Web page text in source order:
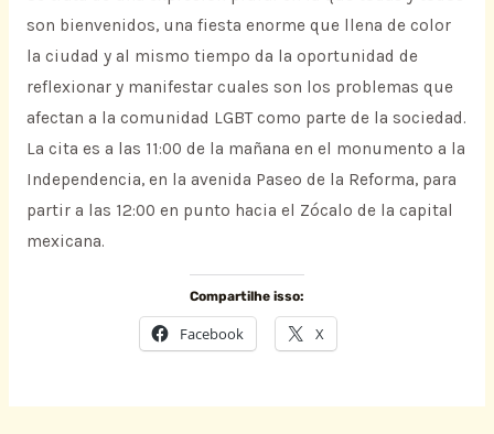
son bienvenidos, una fiesta enorme que llena de color
la ciudad y al mismo tiempo da la oportunidad de
reflexionar y manifestar cuales son los problemas que
afectan a la comunidad LGBT como parte de la sociedad.
La cita es a las 11:00 de la mañana en el monumento a la
Independencia, en la avenida Paseo de la Reforma, para
partir a las 12:00 en punto hacia el Zócalo de la capital
mexicana.
Compartilhe isso:
Facebook X